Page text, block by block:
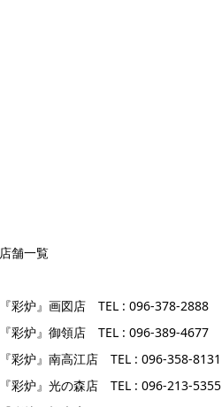
店舗一覧
『彩炉』画図店 TEL : 096-378-2888
『彩炉』御領店 TEL : 096-389-4677
『彩炉』南高江店 TEL : 096-358-8131
『彩炉』光の森店 TEL : 096-213-5355